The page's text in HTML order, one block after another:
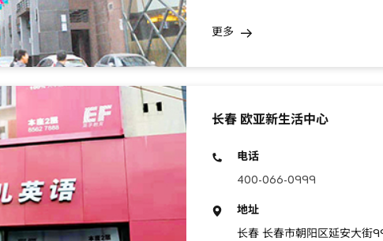
更多
长春 欧亚新生活中心
电话
400-066-0999
地址
长春 长春市朝阳区延安大街